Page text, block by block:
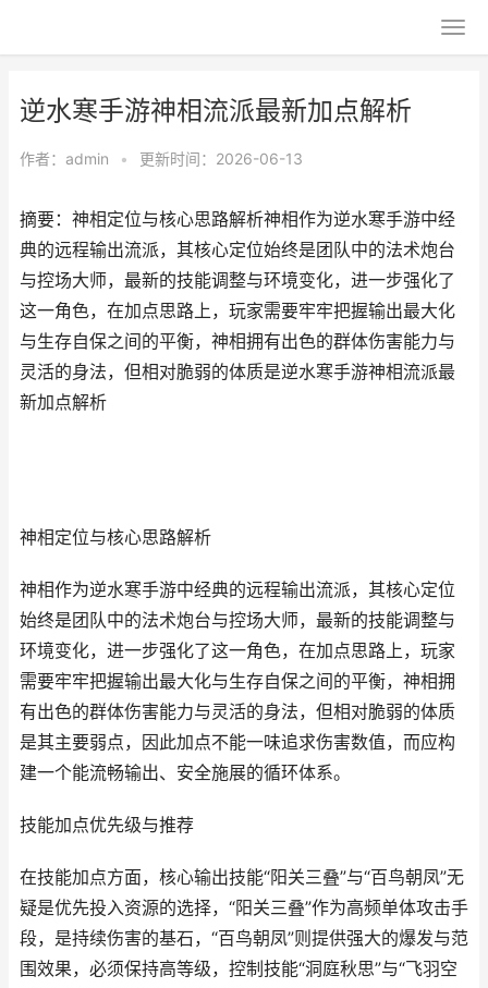
逆水寒手游神相流派最新加点解析
作者： admin • 更新时间：2026-06-13
摘要：神相定位与核心思路解析神相作为逆水寒手游中经
典的远程输出流派，其核心定位始终是团队中的法术炮台
与控场大师，最新的技能调整与环境变化，进一步强化了
这一角色，在加点思路上，玩家需要牢牢把握输出最大化
与生存自保之间的平衡，神相拥有出色的群体伤害能力与
灵活的身法，但相对脆弱的体质是逆水寒手游神相流派最
新加点解析
神相定位与核心思路解析
神相作为逆水寒手游中经典的远程输出流派，其核心定位
始终是团队中的法术炮台与控场大师，最新的技能调整与
环境变化，进一步强化了这一角色，在加点思路上，玩家
需要牢牢把握输出最大化与生存自保之间的平衡，神相拥
有出色的群体伤害能力与灵活的身法，但相对脆弱的体质
是其主要弱点，因此加点不能一味追求伤害数值，而应构
建一个能流畅输出、安全施展的循环体系。
技能加点优先级与推荐
在技能加点方面，核心输出技能“阳关三叠”与“百鸟朝凤”无
疑是优先投入资源的选择，“阳关三叠”作为高频单体攻击手
段，是持续伤害的基石，“百鸟朝凤”则提供强大的爆发与范
围效果，必须保持高等级，控制技能“洞庭秋思”与“飞羽空